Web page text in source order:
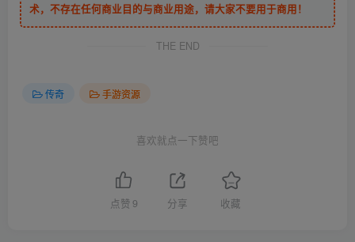
术，不存在任何商业目的与商业用途，请大家不要用于商用！
THE END
传奇 手游资源
喜欢就点一下赞吧
点赞 9 分享 收藏